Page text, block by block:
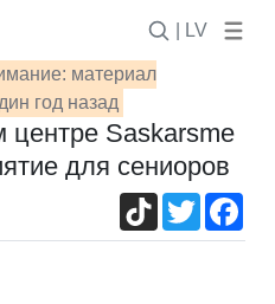
| LV
материал
год назад
центре Saskarsme
для сениоров
TikTokTwitter